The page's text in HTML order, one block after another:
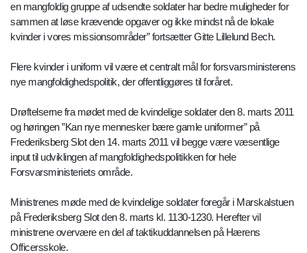
en mangfoldig gruppe af udsendte soldater har bedre muligheder for
sammen at løse krævende opgaver og ikke mindst nå de lokale
kvinder i vores missionsområder” fortsætter Gitte Lillelund Bech.
Flere kvinder i uniform vil være et centralt mål for forsvarsministerens
nye mangfoldighedspolitik, der offentliggøres til foråret.
Drøftelserne fra mødet med de kvindelige soldater den 8. marts 2011
og høringen ”Kan nye mennesker bære gamle uniformer” på
Frederiksberg Slot den 14. marts 2011 vil begge være væsentlige
input til udviklingen af mangfoldighedspolitikken for hele
Forsvarsministeriets område.
Ministrenes møde med de kvindelige soldater foregår i Marskalstuen
på Frederiksberg Slot den 8. marts kl. 1130-1230. Herefter vil
ministrene overvære en del af taktikuddannelsen på Hærens
Officersskole.